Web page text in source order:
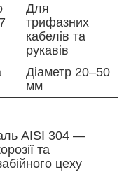
Для
трифазних
кабелів та
рукавів
Діаметр 20–50
мм
AISI 304 —
та
цеху